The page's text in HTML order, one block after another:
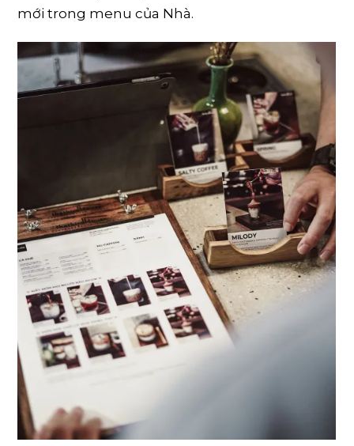
mới trong menu của Nhà.